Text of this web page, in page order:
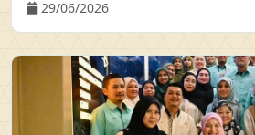
29/06/2026